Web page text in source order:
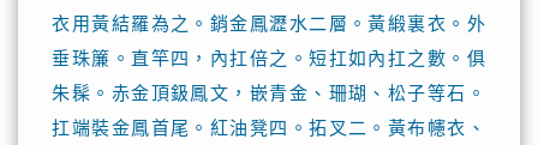
衣用黃結羅為之。銷金鳳瀝水二層。黃緞裏衣。外
垂珠簾。直竿四，內扛倍之。短扛如內扛之數。俱
朱髹。赤金頂鈒鳳文，嵌青金、珊瑚、松子等石。
扛端裝金鳳首尾。紅油凳四。拓叉二。黃布幰衣、